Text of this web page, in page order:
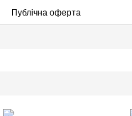
Публічна оферта